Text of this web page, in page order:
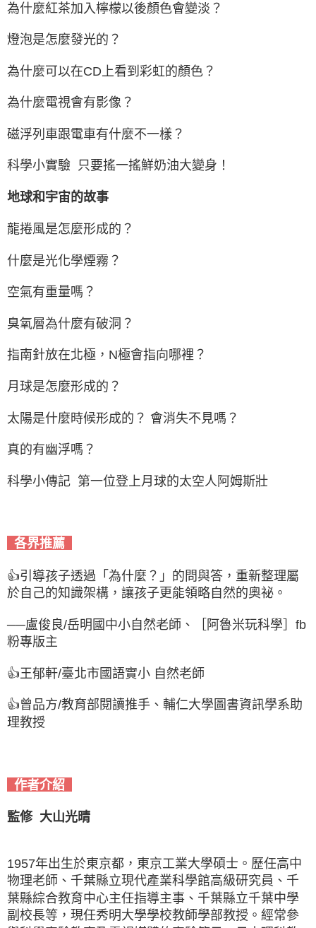
為什麼紅茶加入檸檬以後顏色會變淡？
燈泡是怎麼發光的？
為什麼可以在CD上看到彩虹的顏色？
為什麼電視會有影像？
磁浮列車跟電車有什麼不一樣？
科學小實驗 只要搖一搖鮮奶油大變身！
地球和宇宙的故事
龍捲風是怎麼形成的？
什麼是光化學煙霧？
空氣有重量嗎？
臭氧層為什麼有破洞？
指南針放在北極，N極會指向哪裡？
月球是怎麼形成的？
太陽是什麼時候形成的？ 會消失不見嗎？
真的有幽浮嗎？
科學小傳記 第一位登上月球的太空人阿姆斯壯
各界推薦
👍引導孩子透過「為什麼？」的問與答，重新整理屬
於自己的知識架構，讓孩子更能領略自然的奧祕。
──盧俊良/岳明國中小自然老師、［阿魯米玩科學］fb
粉專版主
👍王郁軒/臺北市國語實小 自然老師
👍曾品方/教育部閱讀推手、輔仁大學圖書資訊學系助
理教授
作者介紹
監修 大山光晴
1957年出生於東京都，東京工業大學碩士。歷任高中
物理老師、千葉縣立現代產業科學館高級研究員、千
葉縣綜合教育中心主任指導主事、千葉縣立千葉中學
副校長等，現任秀明大學學校教師學部教授。經常參